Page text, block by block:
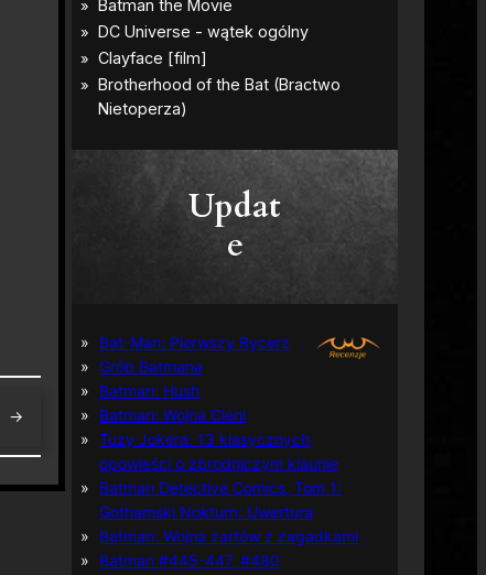
→
Updat
e
Bat-Man: Pierwszy Rycerz
Grób Batmana
Batman: Hush
Batman: Wojna Cieni
Tuzy Jokera: 13 klasycznych
opowieści o zbrodniczym klaunie
Batman Detective Comics, Tom 1:
Gothamski Nokturn: Uwertura
Batman: Wojna żartów z zagadkami
Batman #445-447, #480